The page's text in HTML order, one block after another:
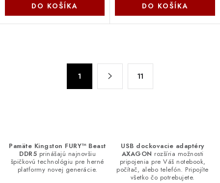
DO KOŠÍKA DO KOŠÍKA
e
v
1 11
Pamäte Kingston FURY™ Beast
DDR5 prinášajú najnovšiu
špičkovú technológiu pre herné
platformy novej generácie.
USB dockovacie adaptéry
AXAGON rozšíria možnosti
pripojenia pre Váš notebook,
počítač, alebo telefón. Pripojíte
všetko čo potrebujete.